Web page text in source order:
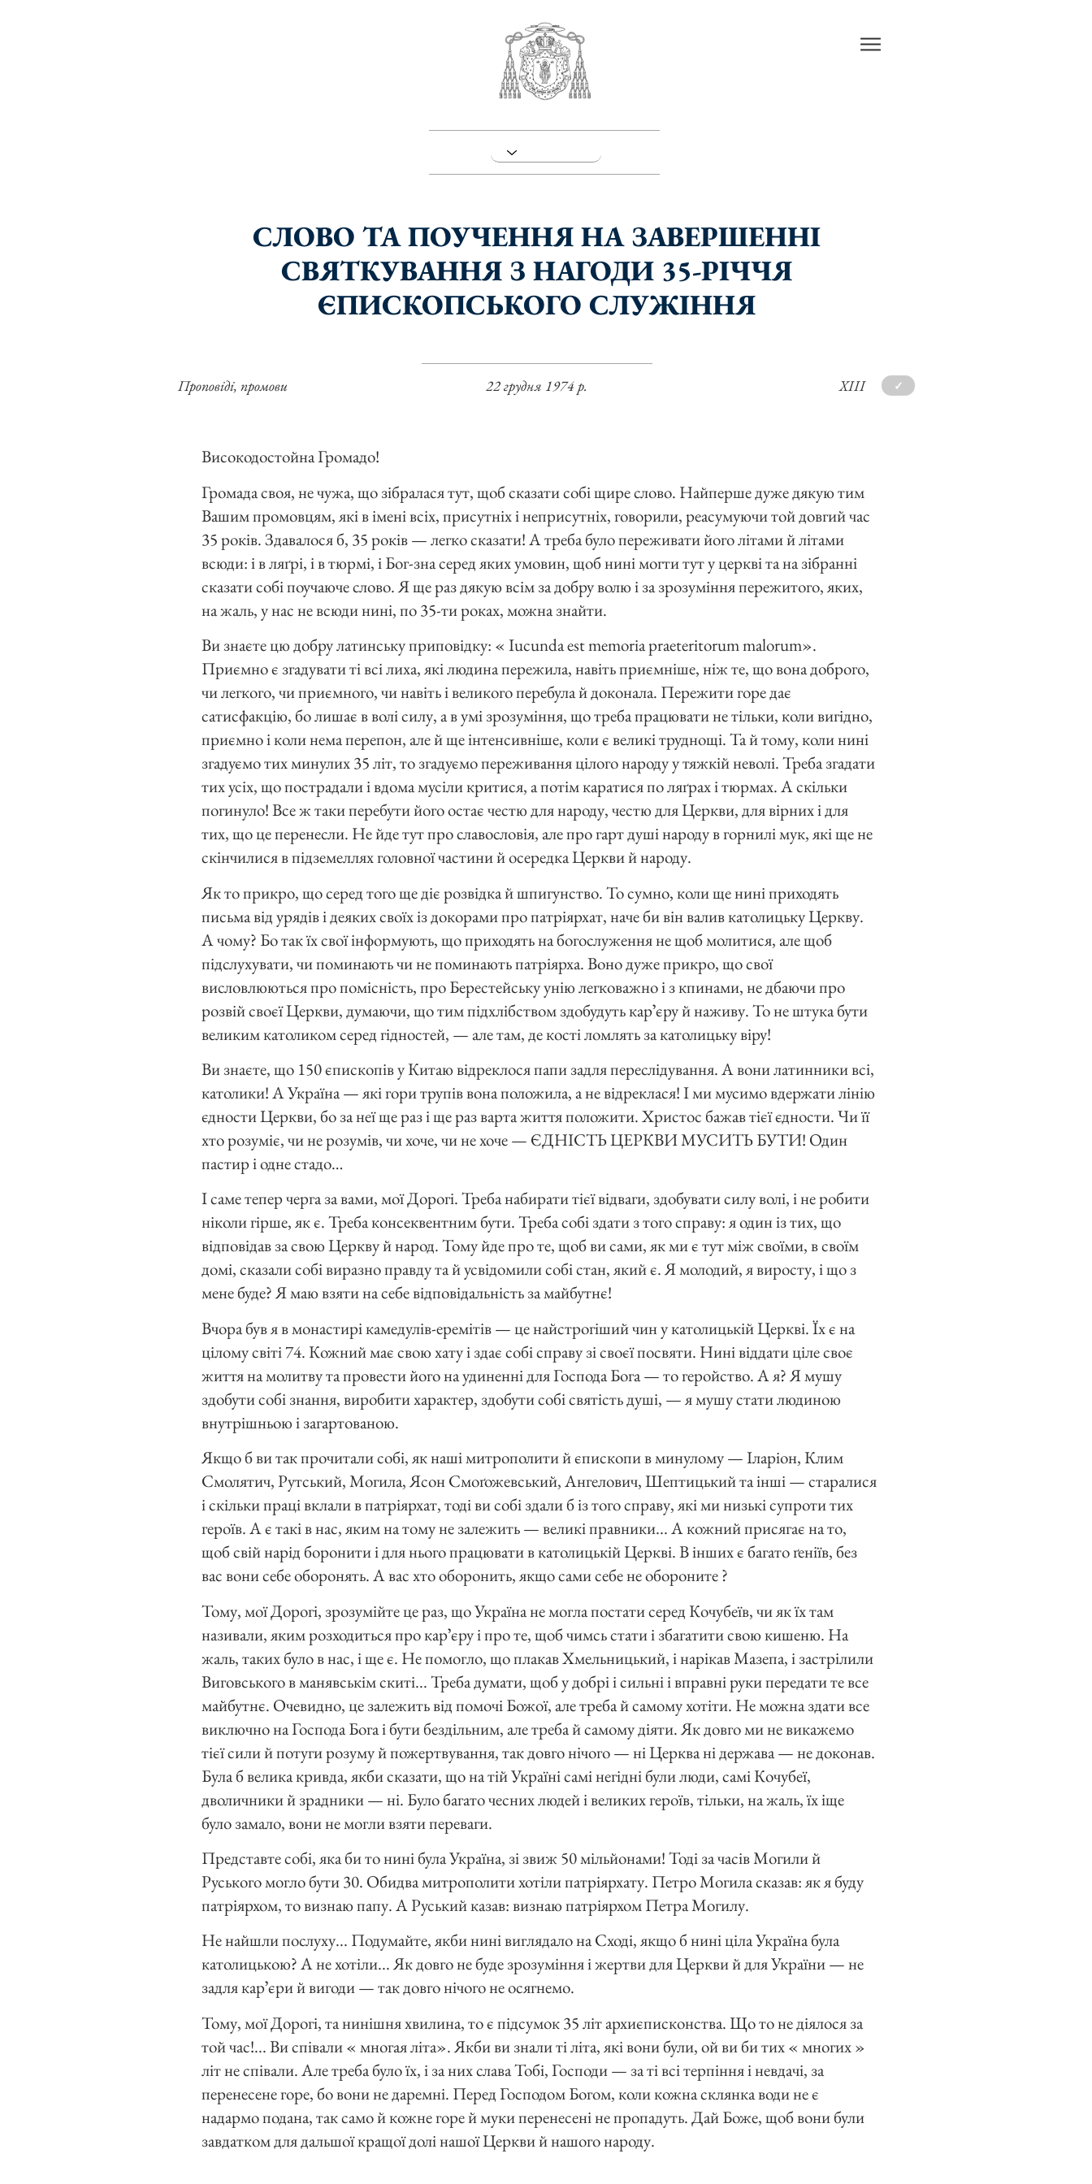
СЛОВО ТА ПОУЧЕННЯ НА ЗАВЕРШЕННІ
СВЯТКУВАННЯ З НАГОДИ 35-РІЧЧЯ
ЄПИСКОПСЬКОГО СЛУЖІННЯ
22 грудня 1974 р.
Проповіді, промови XIII ✓
Високодостойна Громадо!
Громада своя, не чужа, що зібралася тут, щоб сказати собі щире слово. Найперше дуже дякую тим
Вашим промовцям, які в імені всіх, присутніх і неприсутніх, говорили, реасумуючи той довгий час
35 років. Здавалося б, 35 років — легко сказати! А треба було переживати його літами й літами
всюди: і в ляґрі, і в тюрмі, і Бог-зна серед яких умовин, щоб нині могти тут у церкві та на зібранні
сказати собі поучаюче слово. Я ще раз дякую всім за добру волю і за зрозуміння пережитого, яких,
на жаль, у нас не всюди нині, по 35-ти роках, можна знайти.
Ви знаєте цю добру латинську приповідку: « Iucunda est memoria praeteritorum malorum».
Приємно є згадувати ті всі лиха, які людина пережила, навіть приємніше, ніж те, що вона доброго,
чи легкого, чи приємного, чи навіть і великого перебула й доконала. Пережити горе дає
сатисфакцію, бо лишає в волі силу, а в умі зрозуміння, що треба працювати не тільки, коли вигідно,
приємно і коли нема перепон, але й ще інтенсивніше, коли є великі труднощі. Та й тому, коли нині
згадуємо тих минулих 35 літ, то згадуємо переживання цілого народу у тяжкій неволі. Треба згадати
тих усіх, що пострадали і вдома мусіли критися, а потім каратися по ляґрах і тюрмах. А скільки
погинуло! Все ж таки перебути його остає честю для народу, честю для Церкви, для вірних і для
тих, що це перенесли. Не йде тут про славословія, але про гарт душі народу в горнилі мук, які ще не
скінчилися в підземеллях головної частини й осередка Церкви й народу.
Як то прикро, що серед того ще діє розвідка й шпигунство. То сумно, коли ще нині приходять
письма від урядів і деяких своїх із докорами про патріярхат, наче би він валив католицьку Церкву.
А чому? Бо так їх свої інформують, що приходять на богослуження не щоб молитися, але щоб
підслухувати, чи поминають чи не поминають патріярха. Воно дуже прикро, що свої
висловлюються про помісність, про Берестейську унію легковажно і з кпинами, не дбаючи про
розвій своєї Церкви, думаючи, що тим підхлібством здобудуть карʼєру й наживу. То не штука бути
великим католиком серед гідностей, — але там, де кості ломлять за католицьку віру!
Ви знаєте, що 150 єпископів у Китаю відреклося папи задля переслідування. А вони латинники всі,
католики! А Україна — які гори трупів вона положила, а не відреклася! І ми мусимо вдержати лінію
єдности Церкви, бо за неї ще раз і ще раз варта життя положити. Христос бажав тієї єдности. Чи її
хто розуміє, чи не розумів, чи хоче, чи не хоче — ЄДНІСТЬ ЦЕРКВИ МУСИТЬ БУТИ! Один
пастир і одне стадо…
І саме тепер черга за вами, мої Дорогі. Треба набирати тієї відваги, здобувати силу волі, і не робити
ніколи гірше, як є. Треба консеквентним бути. Треба собі здати з того справу: я один із тих, що
відповідав за свою Церкву й народ. Тому йде про те, щоб ви сами, як ми є тут між своїми, в своїм
домі, сказали собі виразно правду та й усвідомили собі стан, який є. Я молодий, я виросту, і що з
мене буде? Я маю взяти на себе відповідальність за майбутнє!
Вчора був я в монастирі камедулів-еремітів — це найстрогіший чин у католицькій Церкві. Їх є на
цілому світі 74. Кожний має свою хату і здає собі справу зі своєї посвяти. Нині віддати ціле своє
життя на молитву та провести його на удиненні для Господа Бога — то геройство. А я? Я мушу
здобути собі знання, виробити характер, здобути собі святість душі, — я мушу стати людиною
внутрішньою і загартованою.
Якщо б ви так прочитали собі, як наші митрополити й єпископи в минулому — Іларіон, Клим
Смолятич, Рутський, Могила, Ясон Смоґожевський, Ангелович, Шептицький та інші — старалися
і скільки праці вклали в патріярхат, тоді ви собі здали б із того справу, які ми низькі супроти тих
героїв. А є такі в нас, яким на тому не залежить — великі правники... А кожний присягає на то,
щоб свій нарід боронити і для нього працювати в католицькій Церкві. В інших є багато ґеніїв, без
вас вони себе оборонять. А вас хто оборонить, якщо сами себе не обороните ?
Тому, мої Дорогі, зрозумійте це раз, що Україна не могла постати серед Кочубеїв, чи як їх там
називали, яким розходиться про карʼєру і про те, щоб чимсь стати і збагатити свою кишеню. На
жаль, таких було в нас, і ще є. Не помогло, що плакав Хмельницький, і нарікав Мазепа, і застрілили
Виговського в манявськім скиті... Треба думати, щоб у добрі і сильні і вправні руки передати те все
майбутнє. Очевидно, це залежить від помочі Божої, але треба й самому хотіти. Не можна здати все
виключно на Господа Бога і бути бездільним, але треба й самому діяти. Як довго ми не викажемо
тієї сили й потуги розуму й пожертвування, так довго нічого — ні Церква ні держава — не доконав.
Була б велика кривда, якби сказати, що на тій Україні самі негідні були люди, самі Кочубеї,
дволичники й зрадники — ні. Було багато чесних людей і великих героїв, тільки, на жаль, їх іще
було замало, вони не могли взяти переваги.
Представте собі, яка би то нині була Україна, зі звиж 50 мільйонами! Тоді за часів Могили й
Руського могло бути 30. Обидва митрополити хотіли патріярхату. Петро Могила сказав: як я буду
патріярхом, то визнаю папу. А Руський казав: визнаю патріярхом Петра Могилу.
Не найшли послуху... Подумайте, якби нині виглядало на Сході, якщо б нині ціла Україна була
католицькою? А не хотіли... Як довго не буде зрозуміння і жертви для Церкви й для України — не
задля карʼєри й вигоди — так довго нічого не осягнемо.
Тому, мої Дорогі, та нинішня хвилина, то є підсумок 35 літ архиєписконства. Що то не діялося за
той час!... Ви співали « многая літа». Якби ви знали ті літа, які вони були, ой ви би тих « многих »
літ не співали. Але треба було їх, і за них слава Тобі, Господи — за ті всі терпіння і невдачі, за
перенесене горе, бо вони не даремні. Перед Господом Богом, коли кожна склянка води не є
надармо подана, так само й кожне горе й муки перенесені не пропадуть. Дай Боже, щоб вони були
завдатком для дальшої кращої долі нашої Церкви й нашого народу.